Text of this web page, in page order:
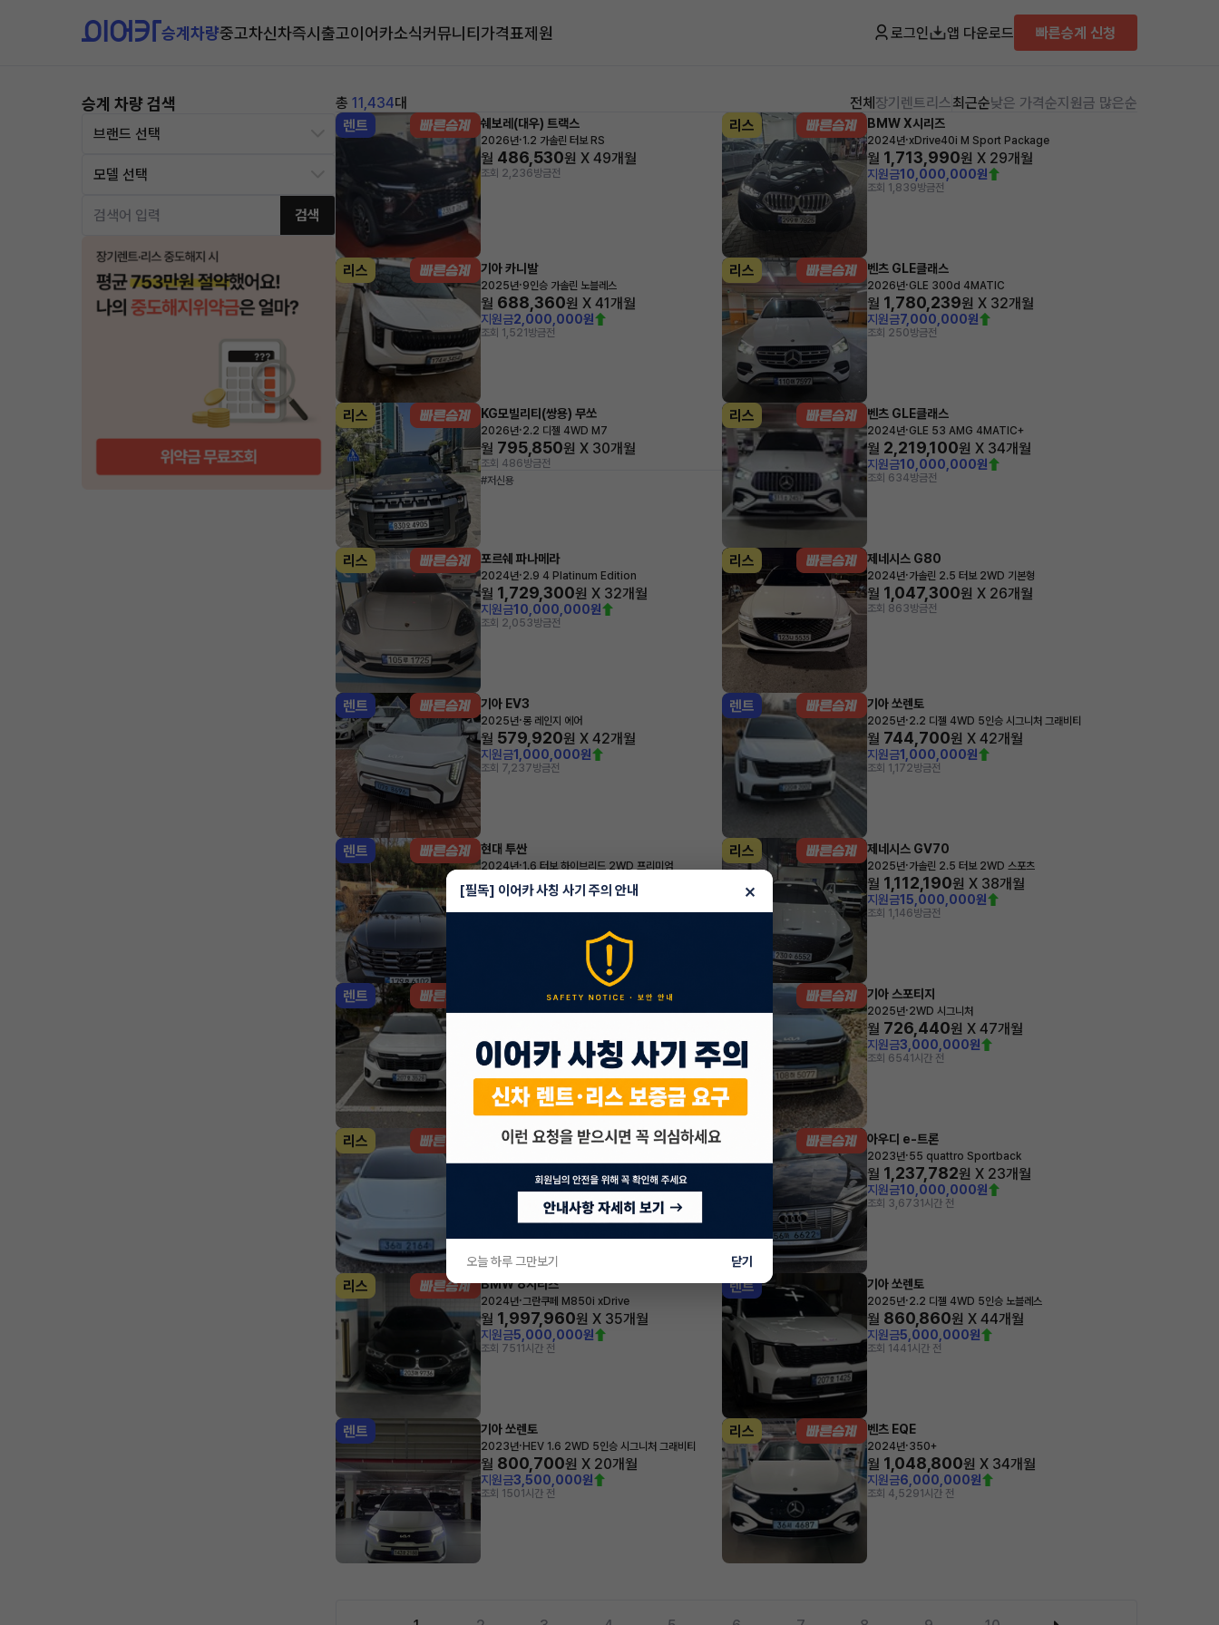
승계차량중고차신차즉시출고이어카소식커뮤니티가격표제원 로그인 앱 다운로드 빠른승계 신청
승계 차량 검색
검색
총 11,434대 전체 장기렌트리스최근순낮은 가격순지원금 많은순
렌트
쉐보레(대우) 트랙스
2026년·1.2 가솔린 터보 RS
월 486,530원 X 49개월
조회 2,236방금전
리스 BMW X시리즈
2024년·xDrive40i M Sport Package
월 1,713,990원 X 29개월
지원금10,000,000원
조회 1,839방금전
리스 기아 카니발
2025년·9인승 가솔린 노블레스
월 688,360원 X 41개월
지원금2,000,000원
조회 1,521 방금전
리스 벤츠 GLE클래스
2026년·GLE 300d 4MATIC
월 1,780,239원 X 32개월
지원금7,000,000원
조회 250방금전
리스 KG모빌리티(쌍용) 무쏘
2026년·2.2 디젤 4WD M7
월 795,850원 X 30개월
조회 486방금전
#저신용
리스 벤츠 GLE클래스
2024년·GLE 53 AMG 4MATIC+
월 2,219,100원 X 34개월
지원금10,000,000원
조회 634방금전
리스 포르쉐 파나메라
2024년·2.9 4 Platinum Edition
월 1,729,300원 X 32개월
지원금10,000,000원
조회 2,053방금전
리스 제네시스 G80
2024년·가솔린 2.5 터보 2WD 기본형
월 1,047,300원 X 26개월
조회 863방금전
렌트 기아 EV3
2025년·롱 레인지 에어
월 579,920원 X 42개월
지원금1,000,000원
조회 7,237방금전
렌트 기아 쏘렌토
2025년·2.2 디젤 4WD 5인승 시그니처 그래비티
월 744,700원 X 42개월
지원금1,000,000원
조회 1,172방금전
렌트 현대 투싼
2024년·1.6 터보 하이브리드 2WD 프리미엄
월 547,580 원 X28개월
조회 2,076 방금전
리스 제네시스 GV70
2025년·가솔린 2.5 터보 2WD 스포츠
월 1,112,190원 X 38개월
지원금15,000,000원
조회 1,146방금전
렌트
2026년·1.6 가솔린 터보 2WD 시그니처
지원금1,000,000원
조회 1,359 방금전
기아 스포티지
2025년·2WD 시그니처
월 726,440원 X 47개월
지원금3,000,000원
조회 6541시간 전
리스 테슬라 모델 3
1,012,281원 X 0개월
조회 3,6361시간 전
아우디 e-트론
2023년·55 quattro Sportback
월 1,237,782원 X 23개월
지원금10,000,000원
조회 3,6731시간 전
리스 BMW 8시리즈
2024년·그란쿠페 M850i xDrive
월 1,997,960원 X 35개월
지원금5,000,000원
조회 751 1시간 전
렌트 기아 쏘렌토
2025년·2.2 디젤 4WD 5인승 노블레스
월 860,860원 X 44개월
지원금5,000,000원
조회 1441시간 전
렌트 기아 쏘렌토
2023년· HEV 1.6 2WD 5인승 시그니처 그래비티
월 800,700원 X 20개월
지원금3,500,000원
조회 1501시간 전
리스 벤츠 EQE
2024년·350+
월 1,048,800원 X 34개월
지원금6,000,000원
조회 4,5291시간 전
[필독] 이어카 사칭 사기 주의 안내 ×
오늘 하루 그만보기 닫기